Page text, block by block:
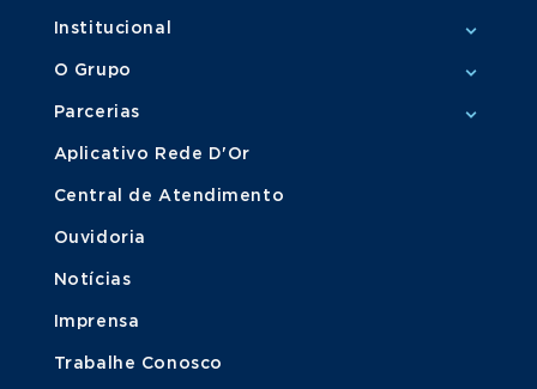
Institucional
O Grupo
Parcerias
Aplicativo Rede D'Or
Central de Atendimento
Ouvidoria
Notícias
Imprensa
Trabalhe Conosco